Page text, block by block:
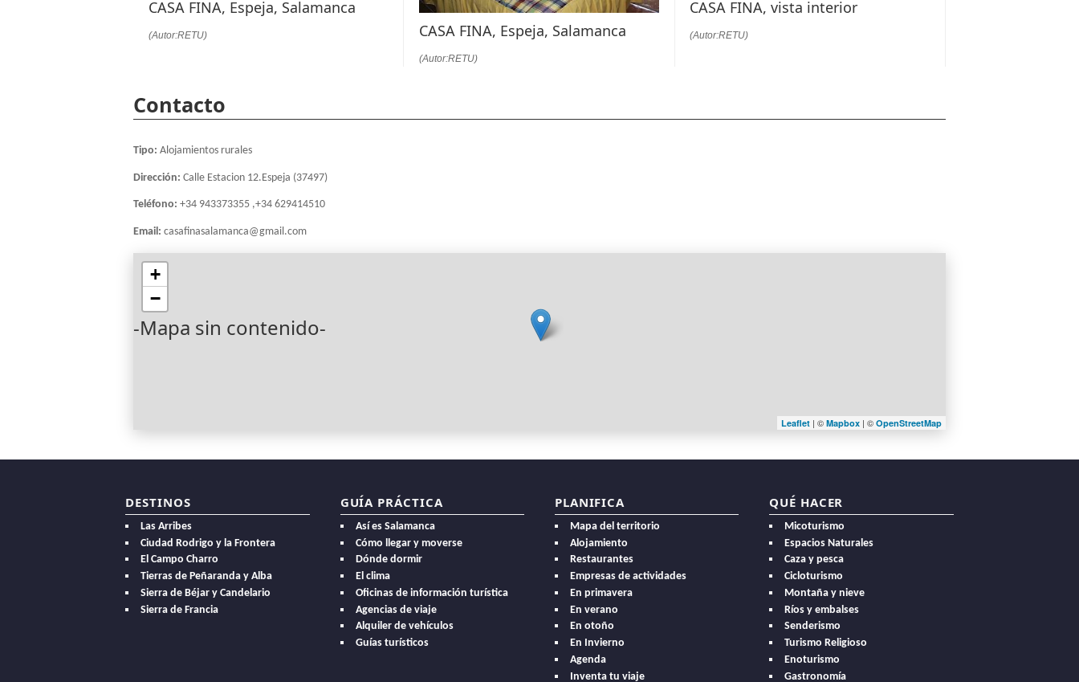
CASA FINA, Espeja, Salamanca
(Autor:RETU) CASA FINA, Espeja, Salamanca
(Autor:RETU)
CASA FINA, vista interior
(Autor:RETU)
Contacto
Tipo: Alojamientos rurales
Dirección: Calle Estacion 12.Espeja (37497)
Teléfono: +34 943373355 ,+34 629414510
Email: casafinasalamanca@gmail.com
-Mapa sin contenido-
+
−
Leaflet | ©Mapbox | ©OpenStreetMap
DESTINOS
Las Arribes
Ciudad Rodrigo y la Frontera
El Campo Charro
Tierras de Peñaranda y Alba
Sierra de Béjar y Candelario
Sierra de Francia
GUÍA PRÁCTICA
Así es Salamanca
Cómo llegar y moverse
Dónde dormir
El clima
Oficinas de información turística
Agencias de viaje
Alquiler de vehículos
Guías turísticos
PLANIFICA
Mapa del territorio
Alojamiento
Restaurantes
Empresas de actividades
En primavera
En verano
En otoño
En Invierno
Agenda
Inventa tu viaje
QUÉ HACER
Micoturismo
Espacios Naturales
Caza y pesca
Cicloturismo
Montaña y nieve
Ríos y embalses
Senderismo
Turismo Religioso
Enoturismo
Gastronomía